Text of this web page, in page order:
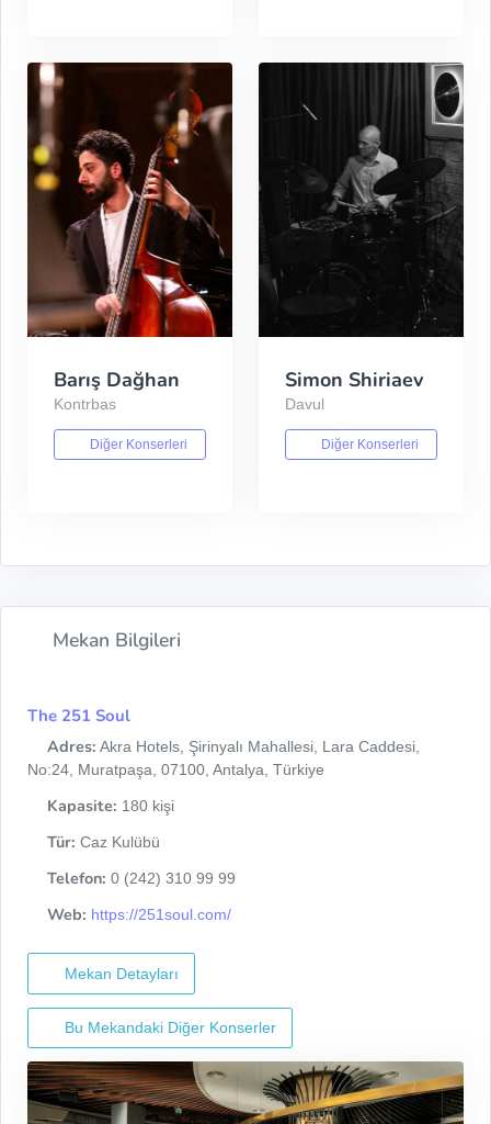
Barış Dağhan
Kontrbas
Diğer Konserleri
Simon Shiriaev
Davul
Diğer Konserleri
Mekan Bilgileri
The 251 Soul
Adres: Akra Hotels, Şirinyalı Mahallesi, Lara Caddesi,
No:24, Muratpaşa, 07100, Antalya, Türkiye
Kapasite: 180 kişi
Tür: Caz Kulübü
Telefon: 0 (242) 310 99 99
Web: https://251soul.com/
Mekan Detayları
Bu Mekandaki Diğer Konserler